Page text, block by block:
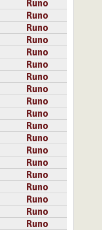
Runo
Runo
Runo
Runo
Runo
Runo
Runo
Runo
Runo
Runo
Runo
Runo
Runo
Runo
Runo
Runo
Runo
Runo
Runo